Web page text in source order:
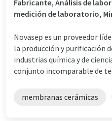
Fabricante, Análisis de
medición de laboratorio,
Novasep es un proveedor
la producción y purificación
industrias química y de
conjunto incomparable de
membranas cerámicas